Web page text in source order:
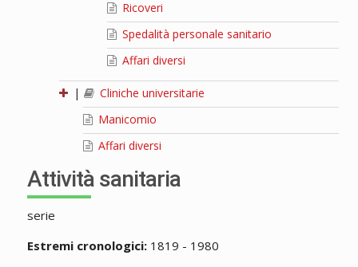
Ricoveri
Spedalità personale sanitario
Affari diversi
|
Cliniche universitarie
Manicomio
Affari diversi
Attività sanitaria
serie
Estremi cronologici:1819 - 1980